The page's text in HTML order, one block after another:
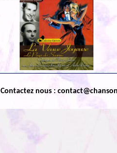
Contactez nous :